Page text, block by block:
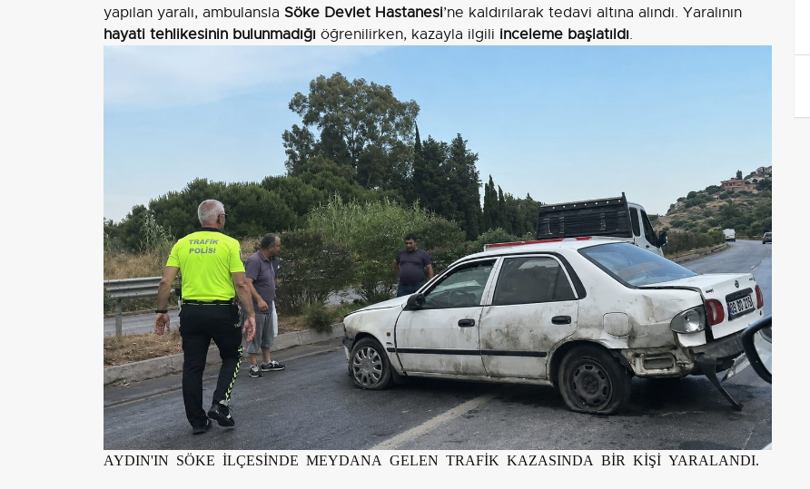
yapılan yaralı, ambulansla Söke Devlet Hastanesi’ne kaldırılarak tedavi altına alındı. Yaralının
hayati tehlikesinin bulunmadığı öğrenilirken, kazayla ilgili inceleme başlatıldı.
AYDIN'IN SÖKE İLÇESİNDE MEYDANA GELEN TRAFİK KAZASINDA BİR KİŞİ YARALANDI.